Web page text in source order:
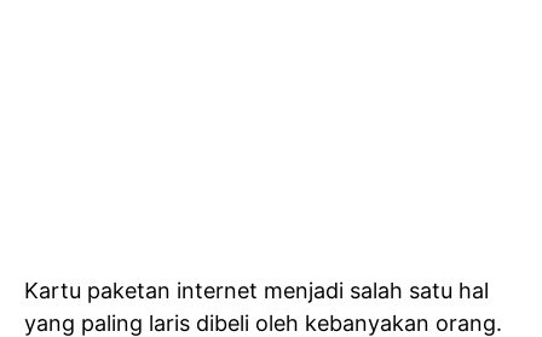
Kartu paketan internet menjadi salah satu hal
yang paling laris dibeli oleh kebanyakan orang.